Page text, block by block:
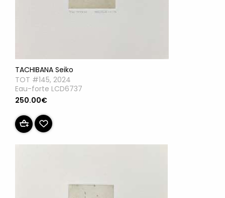
TACHIBANA Seiko
TOT #145, 2024
Eau-forte LCD6737
250.00€